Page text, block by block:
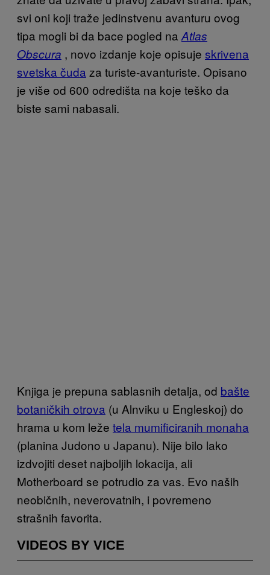
svi oni koji traže jedinstvenu avanturu ovog
tipa mogli bi da bace pogled na Atlas
Obscura , novo izdanje koje opisuje skrivena
svetska čuda za turiste-avanturiste. Opisano
je više od 600 odredišta na koje teško da
biste sami nabasali.
Knjiga je prepuna sablasnih detalja, od bašte
botaničkih otrova (u Alnviku u Engleskoj) do
hrama u kom leže tela mumificiranih monaha
(planina Judono u Japanu). Nije bilo lako
izdvojiti deset najboljih lokacija, ali
Motherboard se potrudio za vas. Evo naših
neobičnih, neverovatnih, i povremeno
strašnih favorita.
VIDEOS BY VICE